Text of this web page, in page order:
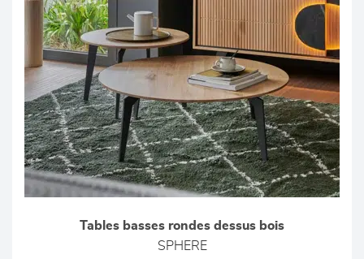
Tables basses rondes dessus bois
SPHERE